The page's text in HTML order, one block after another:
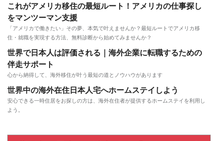
これがアメリカ移住の最短ルート！アメリカの仕事探し
をマンツーマン支援
「アメリカで働きたい」その夢、本気で叶えませんか？最短ルートでアメリカ移
住・就職を実現する方法、無料診断から始めてみませんか？
世界で日本人は評価される｜海外企業に転職するための
伴走サポート
心から納得して、海外移住が叶う最短の道とノウハウがあります
世界中の海外在住日本人宅へホームステイしよう
安心できる一時住居をお探しの方は、海外在住者が提供するホームステイを利用し
よう。